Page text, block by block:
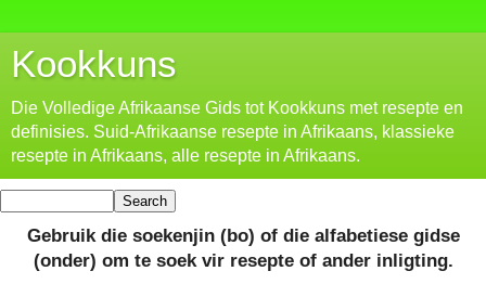
Kookkuns
Die Volledige Afrikaanse Gids tot Kookkuns met resepte en
definisies. Suid-Afrikaanse resepte in Afrikaans, klassieke
resepte in Afrikaans, alle resepte in Afrikaans.
Gebruik die soekenjin (bo) of die alfabetiese gidse
(onder) om te soek vir resepte of ander inligting.